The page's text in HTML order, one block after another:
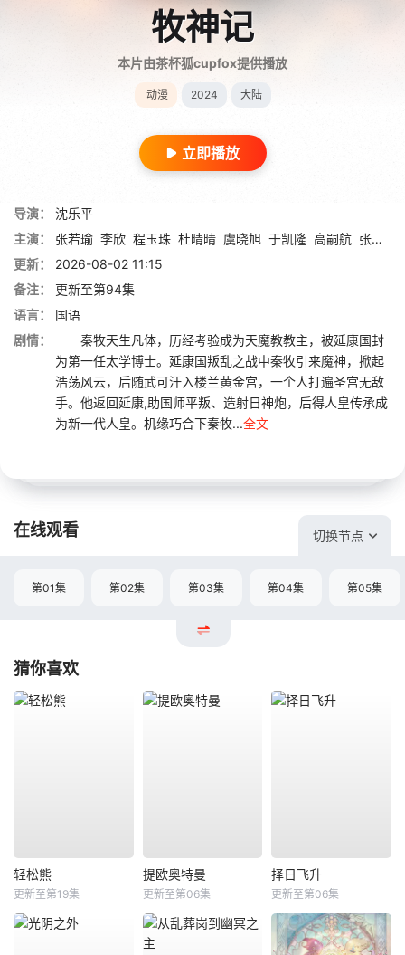
牧神记
本片由茶杯狐cupfox提供播放
动漫 2024 大陆
立即播放
导演：
沈乐平
主演：
张若瑜 李欣 程玉珠 杜晴晴 虞晓旭 于凯隆 高嗣航 张恒
更新：
2026-08-02 11:15
备注：
更新至第94集
语言：
国语
剧情：
秦牧天生凡体，历经考验成为天魔教教主，被延康国封
为第一任太学博士。延康国叛乱之战中秦牧引来魔神，掀起
浩荡风云，后随武可汗入楼兰黄金宫，一个人打遍圣宫无敌
手。他返回延康,助国师平叛、造射日神炮，后得人皇传承成
为新一代人皇。机缘巧合下秦牧...全文
在线观看 切换节点
第01集 第02集 第03集 第04集 第05集
猜你喜欢
轻松熊
更新至第19集
提欧奥特曼
更新至第06集
择日飞升
更新至第06集